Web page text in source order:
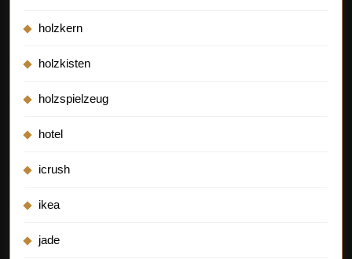
holzkern
holzkisten
holzspielzeug
hotel
icrush
ikea
jade